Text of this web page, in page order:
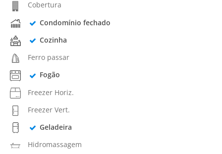
Cobertura
Condomínio fechado
Cozinha
Ferro passar
Fogão
Freezer Horiz.
Freezer Vert.
Geladeira
Hidromassagem